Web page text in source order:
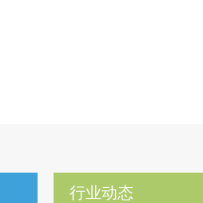
行业动态